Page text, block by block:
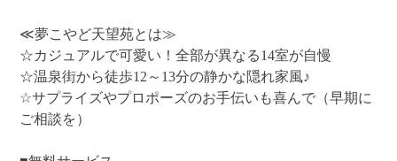
≪夢こやど天望苑とは≫
☆カジュアルで可愛い！全部が異なる14室が自慢
☆温泉街から徒歩12～13分の静かな隠れ家風♪
☆サプライズやプロポーズのお手伝いも喜んで（早期に
ご相談を）